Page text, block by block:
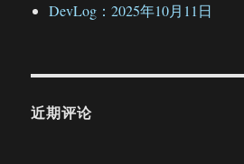
DevLog：2025年10月11日
近期评论